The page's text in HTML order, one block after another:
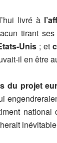
livré à
tirant ses
Unis ; et
il en être
du projet
national